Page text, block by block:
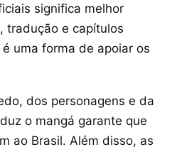
significa melhor
tradução e capítulos
uma forma de apoiar os
dos personagens e da
o mangá garante que
ao Brasil. Além disso, as